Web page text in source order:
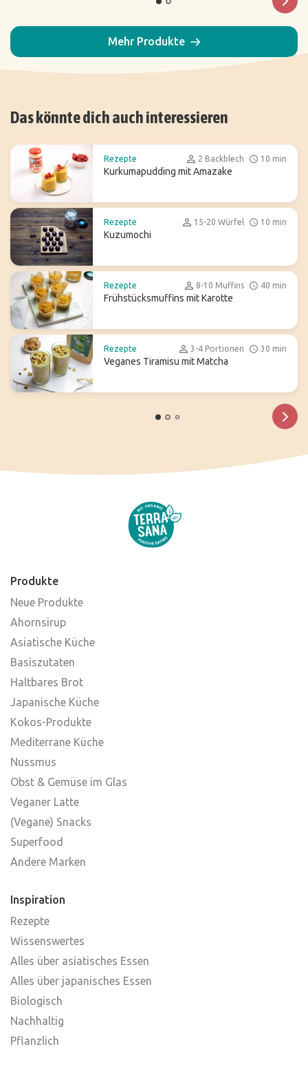
Mehr Produkte
Das könnte dich auch interessieren
Rezepte 2 Backblech 10 min
Kurkumapudding mit Amazake
Rezepte 15-20 Würfel 10 min
Kuzumochi
Rezepte 8-10 Muffins 40 min
Frühstücksmuffins mit Karotte
Rezepte 3-4 Portionen 30 min
Veganes Tiramisu mit Matcha
Produkte
Neue Produkte
Ahornsirup
Asiatische Küche
Basiszutaten
Haltbares Brot
Japanische Küche
Kokos-Produkte
Mediterrane Küche
Nussmus
Obst & Gemüse im Glas
Veganer Latte
(Vegane) Snacks
Superfood
Andere Marken
Inspiration
Rezepte
Wissenswertes
Alles über asiatisches Essen
Alles über japanisches Essen
Biologisch
Nachhaltig
Pflanzlich